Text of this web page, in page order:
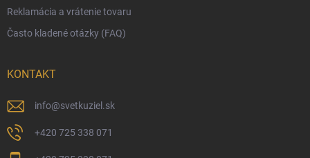
Reklamácia a vrátenie tovaru
Často kladené otázky (FAQ)
KONTAKT
info@svetkuziel.sk
+420 725 338 071